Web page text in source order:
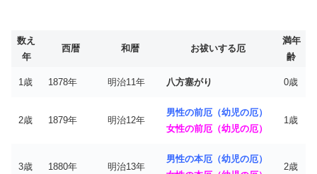
数え
年
西暦 和暦 お祓いする厄
満年
齢
1歳 1878年 明治11年 八方塞がり 0歳
2歳 1879年 明治12年
男性の前厄（幼児の厄）
女性の前厄（幼児の厄）
1歳
3歳 1880年 明治13年
男性の本厄（幼児の厄）
2歳